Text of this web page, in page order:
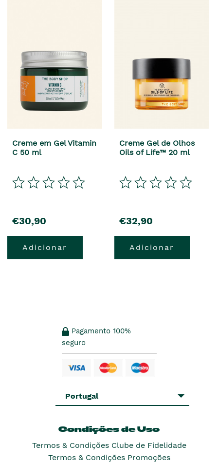
Creme em Gel Vitamin
C 50 ml
€30,90
Adicionar
Creme Gel de Olhos
Oils of Life™ 20 ml
€32,90
Adicionar
Pagamento 100%
seguro
Portugal
Condições de Uso
Termos & Condições Clube de Fidelidade
Termos & Condições Promoções